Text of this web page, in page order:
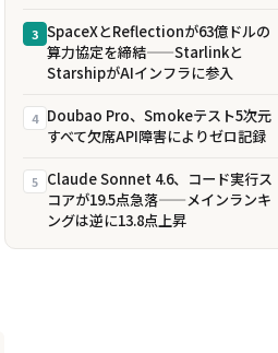
3 SpaceXとReflectionが63億ドルの
算力協定を締結——Starlinkと
StarshipがAIインフラに参入
4 Doubao Pro、Smokeテスト5次元
すべて欠席――API障害によりゼロ記録
5 Claude Sonnet 4.6、コード実行ス
コアが19.5点急落——メインランキ
ングは逆に13.8点上昇